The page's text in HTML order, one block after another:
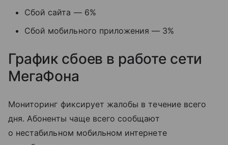
Сбой сайта — 6%
Сбой мобильного приложения — 3%
График сбоев в работе сети
МегаФона
Мониторинг фиксирует жалобы в течение всего
дня. Абоненты чаще всего сообщают
о нестабильном мобильном интернете